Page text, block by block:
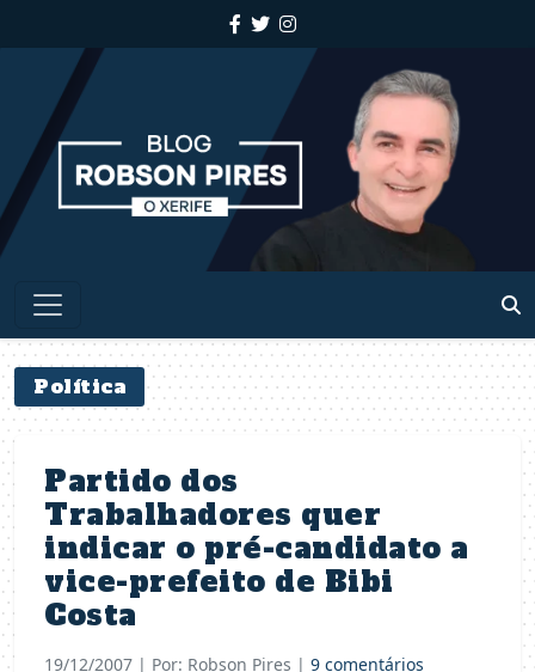
Política
Partido dos
Trabalhadores quer
indicar o pré-candidato a
vice-prefeito de Bibi
Costa
19/12/2007 | Por: Robson Pires | 9 comentários